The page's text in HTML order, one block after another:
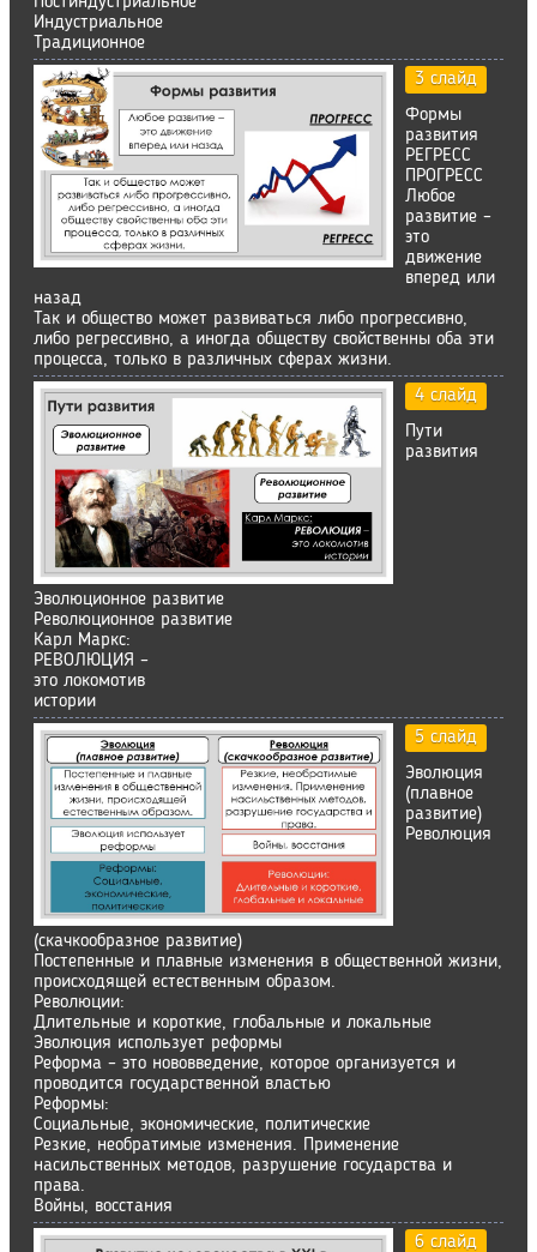
Индустриальное
Традиционное
3 слайд
Формы
развития
РЕГРЕСС
ПРОГРЕСС
Любое
развитие –
это
движение
вперед или
назад
Так и общество может развиваться либо прогрессивно,
либо регрессивно, а иногда обществу свойственны оба эти
процесса, только в различных сферах жизни.
4 слайд
Пути
развития
Эволюционное развитие
Революционное развитие
Карл Маркс:
РЕВОЛЮЦИЯ –
это локомотив
истории
5 слайд
Эволюция
(плавное
развитие)
Революция
(скачкообразное развитие)
Постепенные и плавные изменения в общественной жизни,
происходящей естественным образом.
Революции:
Длительные и короткие, глобальные и локальные
Эволюция использует реформы
Реформа – это нововведение, которое организуется и
проводится государственной властью
Реформы:
Социальные, экономические, политические
Резкие, необратимые изменения. Применение
насильственных методов, разрушение государства и
права.
Войны, восстания
6 слайд